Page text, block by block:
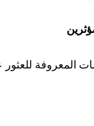
المعروفة للعثور